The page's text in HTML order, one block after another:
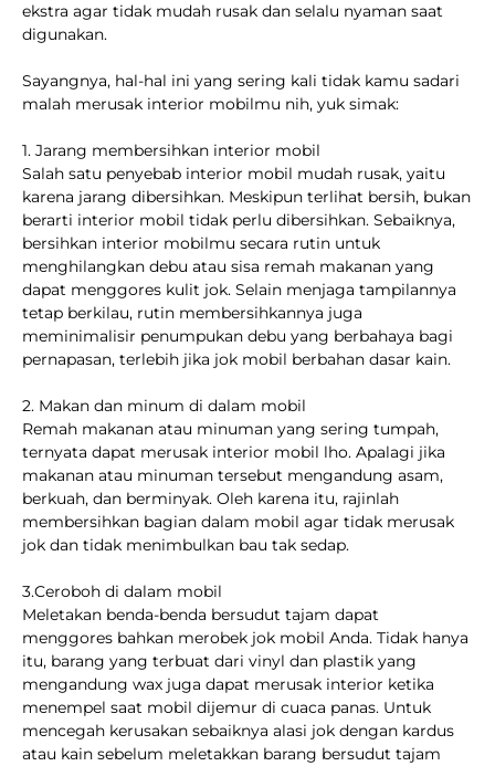
ekstra agar tidak mudah rusak dan selalu nyaman saat
digunakan.
Sayangnya, hal-hal ini yang sering kali tidak kamu sadari
malah merusak interior mobilmu nih, yuk simak:
1. Jarang membersihkan interior mobil
Salah satu penyebab interior mobil mudah rusak, yaitu
karena jarang dibersihkan. Meskipun terlihat bersih, bukan
berarti interior mobil tidak perlu dibersihkan. Sebaiknya,
bersihkan interior mobilmu secara rutin untuk
menghilangkan debu atau sisa remah makanan yang
dapat menggores kulit jok. Selain menjaga tampilannya
tetap berkilau, rutin membersihkannya juga
meminimalisir penumpukan debu yang berbahaya bagi
pernapasan, terlebih jika jok mobil berbahan dasar kain.
2. Makan dan minum di dalam mobil
Remah makanan atau minuman yang sering tumpah,
ternyata dapat merusak interior mobil lho. Apalagi jika
makanan atau minuman tersebut mengandung asam,
berkuah, dan berminyak. Oleh karena itu, rajinlah
membersihkan bagian dalam mobil agar tidak merusak
jok dan tidak menimbulkan bau tak sedap.
3.Ceroboh di dalam mobil
Meletakan benda-benda bersudut tajam dapat
menggores bahkan merobek jok mobil Anda. Tidak hanya
itu, barang yang terbuat dari vinyl dan plastik yang
mengandung wax juga dapat merusak interior ketika
menempel saat mobil dijemur di cuaca panas. Untuk
mencegah kerusakan sebaiknya alasi jok dengan kardus
atau kain sebelum meletakkan barang bersudut tajam